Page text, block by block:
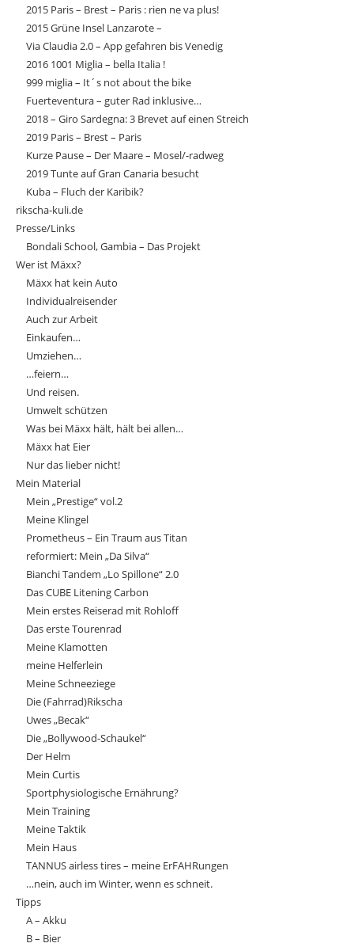
2015 Paris – Brest – Paris : rien ne va plus!
2015 Grüne Insel Lanzarote –
Via Claudia 2.0 – App gefahren bis Venedig
2016 1001 Miglia – bella Italia !
999 miglia – It´s not about the bike
Fuerteventura – guter Rad inklusive…
2018 – Giro Sardegna: 3 Brevet auf einen Streich
2019 Paris – Brest – Paris
Kurze Pause – Der Maare – Mosel/-radweg
2019 Tunte auf Gran Canaria besucht
Kuba – Fluch der Karibik?
rikscha-kuli.de
Presse/Links
Bondali School, Gambia – Das Projekt
Wer ist Mäxx?
Mäxx hat kein Auto
Individualreisender
Auch zur Arbeit
Einkaufen…
Umziehen…
…feiern…
Und reisen.
Umwelt schützen
Was bei Mäxx hält, hält bei allen…
Mäxx hat Eier
Nur das lieber nicht!
Mein Material
Mein „Prestige“ vol.2
Meine Klingel
Prometheus – Ein Traum aus Titan
reformiert: Mein „Da Silva“
Bianchi Tandem „Lo Spillone“ 2.0
Das CUBE Litening Carbon
Mein erstes Reiserad mit Rohloff
Das erste Tourenrad
Meine Klamotten
meine Helferlein
Meine Schneeziege
Die (Fahrrad)Rikscha
Uwes „Becak“
Die „Bollywood-Schaukel“
Der Helm
Mein Curtis
Sportphysiologische Ernährung?
Mein Training
Meine Taktik
Mein Haus
TANNUS airless tires – meine ErFAHRungen
…nein, auch im Winter, wenn es schneit.
Tipps
A – Akku
B – Bier